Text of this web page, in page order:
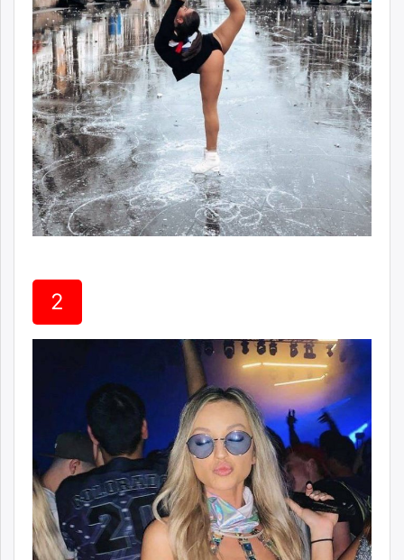
mminfo.mn
ugluu.mn
urlag.mn
unen.mn
asu.mn
shudarga.mn
shuurhai.mn
unuudur.mn
isee.mn
mglradio.com
fact.mn
tumen.mn
shuum.mn
times.mn
toim.mn
tac.mn
paparazzi.mn
unread.today
2